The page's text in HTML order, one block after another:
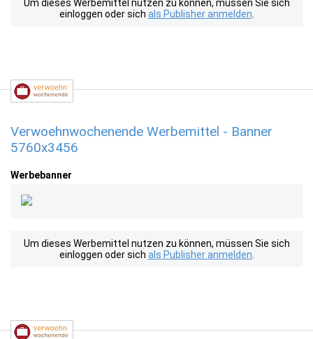
Um dieses Werbemittel nutzen zu können, müssen Sie sich
einloggen oder sich als Publisher anmelden
Verwoehnwochenende Werbemittel - Banner
5760x3456
Werbebanner
Um dieses Werbemittel nutzen zu können, müssen Sie sich
einloggen oder sich als Publisher anmelden